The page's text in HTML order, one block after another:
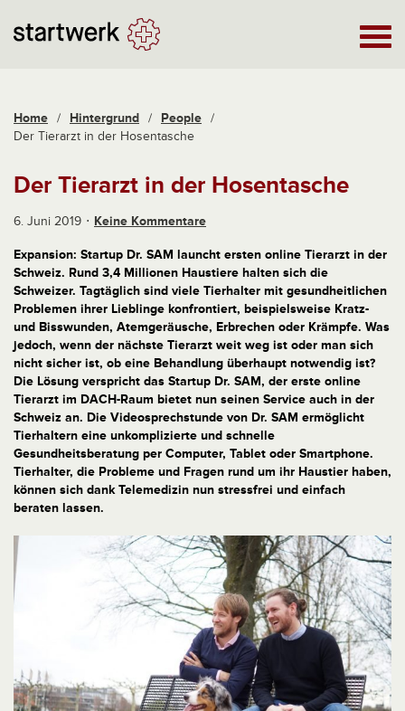
Home / Hintergrund / People /
Der Tierarzt in der Hosentasche
Der Tierarzt in der Hosentasche
6. Juni 2019 Keine Kommentare
Expansion: Startup Dr. SAM launcht ersten online Tierarzt in der
Schweiz. Rund 3,4 Millionen Haustiere halten sich die
Schweizer. Tagtäglich sind viele Tierhalter mit gesundheitlichen
Problemen ihrer Lieblinge konfrontiert, beispielsweise Kratz-
und Bisswunden, Atemgeräusche, Erbrechen oder Krämpfe. Was
jedoch, wenn der nächste Tierarzt weit weg ist oder man sich
nicht sicher ist, ob eine Behandlung überhaupt notwendig ist?
Die Lösung verspricht das Startup Dr. SAM, der erste online
Tierarzt im DACH-Raum bietet nun seinen Service auch in der
Schweiz an. Die Videosprechstunde von Dr. SAM ermöglicht
Tierhaltern eine unkomplizierte und schnelle
Gesundheitsberatung per Computer, Tablet oder Smartphone.
Tierhalter, die Probleme und Fragen rund um ihr Haustier haben,
können sich dank Telemedizin nun stressfrei und einfach
beraten lassen.